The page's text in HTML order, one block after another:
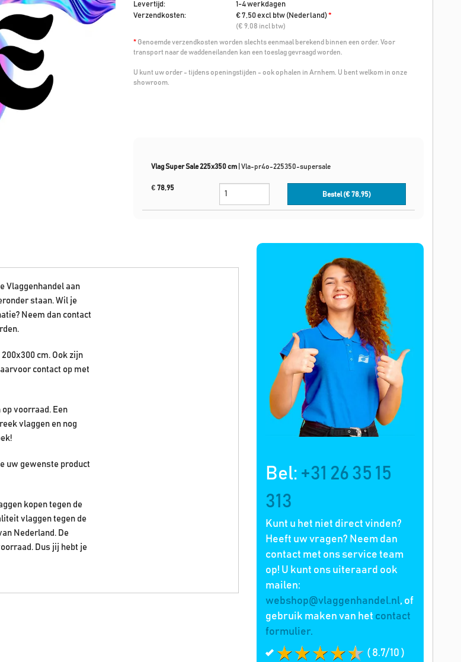
Levertijd:
1-4 werkdagen
Verzendkosten:
€ 7,50 excl btw (Nederland)*
(€ 9,08 incl btw)
* Genoemde verzendkosten worden slechts eenmaal berekend binnen een order. Voor
transport naar de waddeneilanden kan een toeslag gevraagd worden.
U kunt uw order - tijdens openingstijden - ook ophalen in Arnhem. U bent welkom in onze
showroom.
Vlag Super Sale 225x350 cm Vla-pr4o-225350-supersale
€ 78,95
Bestel (€78,95)
Bel: +31 26 35 15
313
Kunt u het niet direct vinden?
Heeft uw vragen? Neem dan
contact met ons service team
op! U kunt ons uiteraard ook
mailen:
webshop@vlaggenhandel.nl, of
gebruik maken van het contact
formulier.
( 8.7/10 )
Vlaggenhandel aan
staan. Wil je
Neem dan contact
200x300 cm. Ook zijn
contact op met
voorraad. Een
vlaggen en nog
uw gewenste product
kopen tegen de
vlaggen tegen de
Nederland. De
Dus jij hebt je